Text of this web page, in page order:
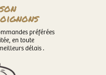
préférées
en toute
délais .